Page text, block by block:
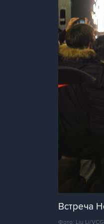
Встреча
Фото: Liu Li/